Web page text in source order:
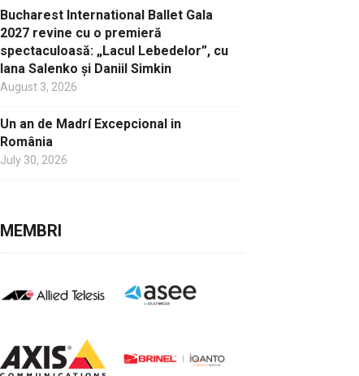
Bucharest International Ballet Gala
2027 revine cu o premieră
spectaculoasă: „Lacul Lebedelor”, cu
Iana Salenko și Daniil Simkin
August 3, 2026
Un an de Madrí Excepcional in
România
July 30, 2026
MEMBRI